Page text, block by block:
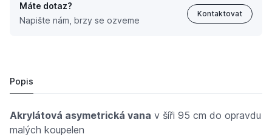
Máte dotaz?
Napište nám, brzy se ozveme
Kontaktovat
Popis
Akrylátová asymetrická vana v šíři 95 cm do opravdu
malých koupelen